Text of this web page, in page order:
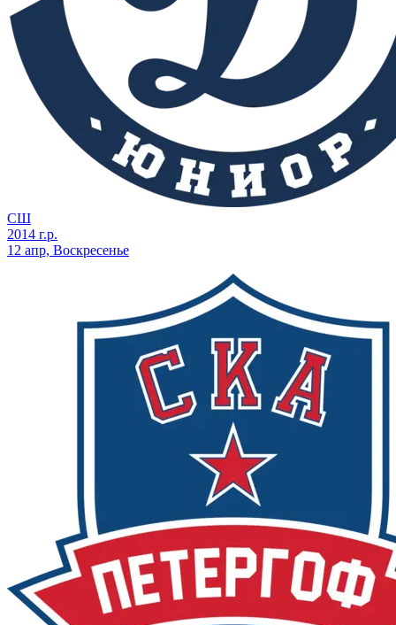
СШ
2014 г.р.
12 апр, Воскресенье